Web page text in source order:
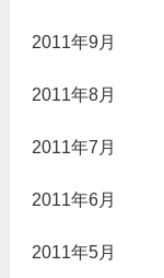
2011年9月
2011年8月
2011年7月
2011年6月
2011年5月